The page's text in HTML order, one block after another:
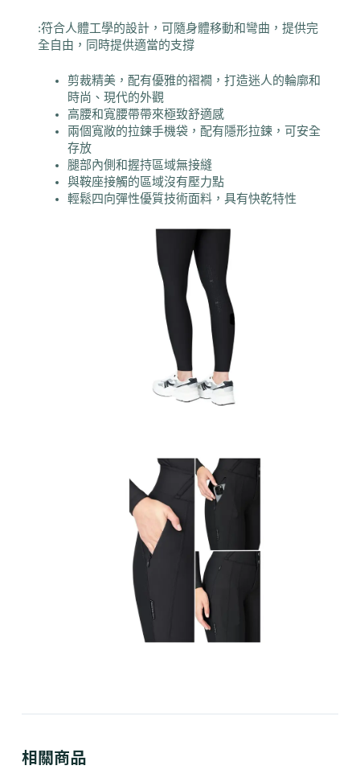
:符合人體工學的設計，可隨身體移動和彎曲，提供完
全自由，同時提供適當的支撐
剪裁精美，配有優雅的褶襉，打造迷人的輪廓和
時尚、現代的外觀
高腰和寬腰帶帶來極致舒適感
兩個寬敞的拉鍊手機袋，配有隱形拉鍊，可安全
存放
腿部內側和握持區域無接縫
與鞍座接觸的區域沒有壓力點
輕鬆四向彈性優質技術面料，具有快乾特性
相關商品